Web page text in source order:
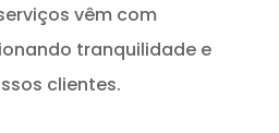
vêm com
tranquilidade e
clientes.